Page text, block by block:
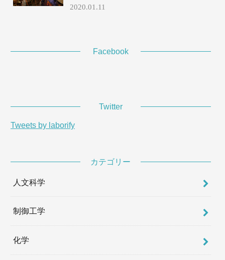
2020.01.11
Facebook
Twitter
Tweets by laborify
カテゴリー
人文科学
制御工学
化学